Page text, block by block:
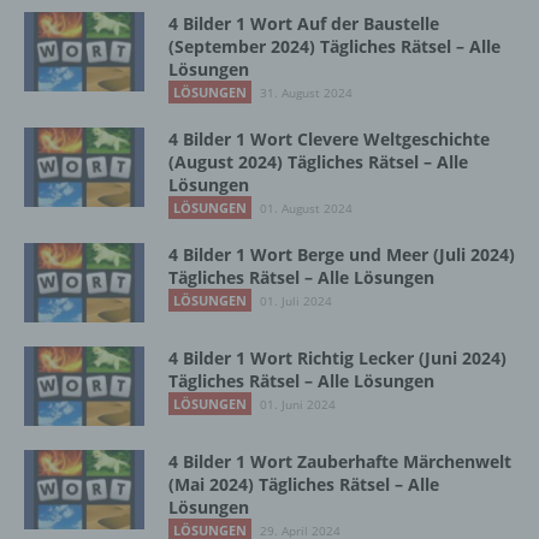
4 Bilder 1 Wort Auf der Baustelle
(September 2024) Tägliches Rätsel – Alle
Lösungen
LÖSUNGEN 31. August 2024
4 Bilder 1 Wort Clevere Weltgeschichte
(August 2024) Tägliches Rätsel – Alle
Lösungen
LÖSUNGEN 01. August 2024
4 Bilder 1 Wort Berge und Meer (Juli 2024)
Tägliches Rätsel – Alle Lösungen
LÖSUNGEN 01. Juli 2024
4 Bilder 1 Wort Richtig Lecker (Juni 2024)
Tägliches Rätsel – Alle Lösungen
LÖSUNGEN 01. Juni 2024
4 Bilder 1 Wort Zauberhafte Märchenwelt
(Mai 2024) Tägliches Rätsel – Alle
Lösungen
LÖSUNGEN 29. April 2024
Zusammenhang mit personenbezogenen
Daten wie das Erheben, das Erfassen, die
Organisation, das Ordnen, die Speicherung,
die Anpassung oder Veränderung, das
Auslesen, das Abfragen, die Verwendung,
die Offenlegung durch Übermittlung,
Verbreitung oder eine andere Form der
Bereitstellung, den Abgleich oder die
Verknüpfung, die Einschränkung, das
Löschen oder die Vernichtung.
d) Einschränkung der Verarbeitung
Einschränkung der Verarbeitung ist die
Markierung gespeicherter
personenbezogener Daten mit dem Ziel, ihre
e) Profiling